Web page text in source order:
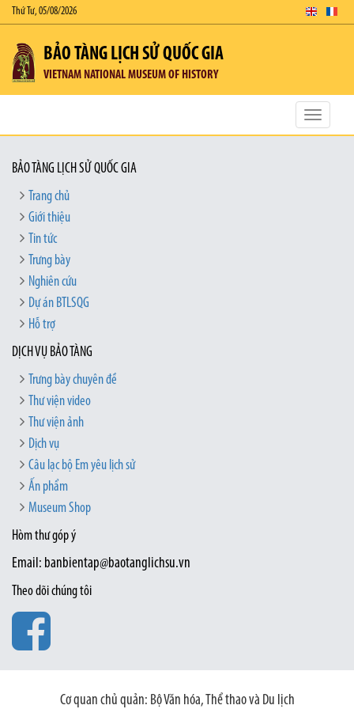
Thứ Tư, 05/08/2026
BẢO TÀNG LỊCH SỬ QUỐC GIA
VIETNAM NATIONAL MUSEUM OF HISTORY
Toggle
BẢO TÀNG LỊCH SỬ QUỐC GIA
Trang chủ
Giới thiệu
Tin tức
Trưng bày
Nghiên cứu
Dự án BTLSQG
Hỗ trợ
DỊCH VỤ BẢO TÀNG
Trưng bày chuyên đề
Thư viện video
Thư viện ảnh
Dịch vụ
Câu lạc bộ Em yêu lịch sử
Ấn phẩm
Museum Shop
Hòm thư góp ý
Email: banbientap@baotanglichsu.vn
Theo dõi chúng tôi
Cơ quan chủ quản: Bộ Văn hóa, Thể thao và Du lịch